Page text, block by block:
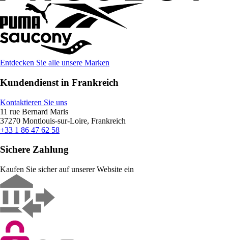
Entdecken Sie alle unsere Marken
Kundendienst in Frankreich
Kontaktieren Sie uns
11 rue Bernard Maris
37270 Montlouis-sur-Loire, Frankreich
+33 1 86 47 62 58
Sichere Zahlung
Kaufen Sie sicher auf unserer Website ein